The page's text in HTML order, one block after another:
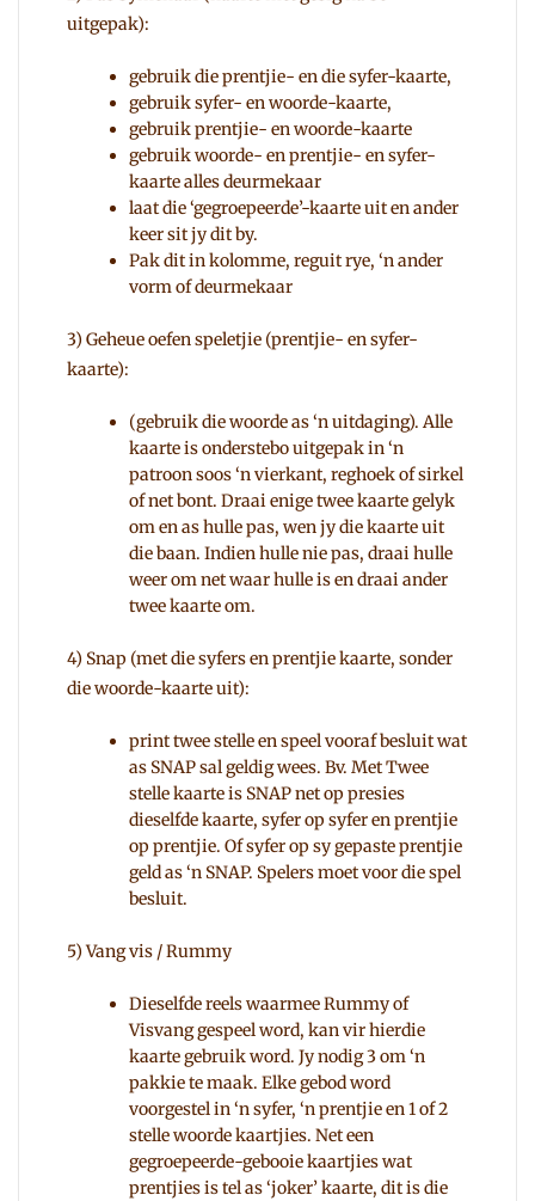
uitgepak):
gebruik die prentjie- en die syfer-kaarte,
gebruik syfer- en woorde-kaarte,
gebruik prentjie- en woorde-kaarte
gebruik woorde- en prentjie- en syfer-
kaarte alles deurmekaar
laat die ‘gegroepeerde’-kaarte uit en ander
keer sit jy dit by.
Pak dit in kolomme, reguit rye, ‘n ander
vorm of deurmekaar
3) Geheue oefen speletjie (prentjie- en syfer-
kaarte):
(gebruik die woorde as ‘n uitdaging). Alle
kaarte is onderstebo uitgepak in ‘n
patroon soos ‘n vierkant, reghoek of sirkel
of net bont. Draai enige twee kaarte gelyk
om en as hulle pas, wen jy die kaarte uit
die baan. Indien hulle nie pas, draai hulle
weer om net waar hulle is en draai ander
twee kaarte om.
4) Snap (met die syfers en prentjie kaarte, sonder
die woorde-kaarte uit):
print twee stelle en speel vooraf besluit wat
as SNAP sal geldig wees. Bv. Met Twee
stelle kaarte is SNAP net op presies
dieselfde kaarte, syfer op syfer en prentjie
op prentjie. Of syfer op sy gepaste prentjie
geld as ‘n SNAP. Spelers moet voor die spel
besluit.
5) Vang vis / Rummy
Dieselfde reels waarmee Rummy of
Visvang gespeel word, kan vir hierdie
kaarte gebruik word. Jy nodig 3 om ‘n
pakkie te maak. Elke gebod word
voorgestel in ‘n syfer, ‘n prentjie en 1 of 2
stelle woorde kaartjies. Net een
gegroepeerde-gebooie kaartjies wat
prentjies is tel as ‘joker’ kaarte, dit is die